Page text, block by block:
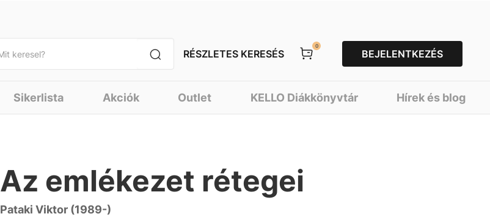
RÉSZLETES KERESÉS
0
BEJELENTKEZÉS
Sikerlista Akciók Outlet KELLO Diákkönyvtár Hírek és blog
Az emlékezet rétegei
Pataki Viktor (1989-)